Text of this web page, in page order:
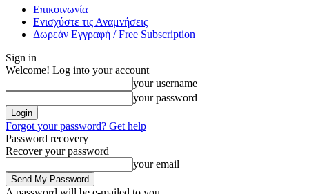
Επικοινωνία
Ενισχύστε τις Αναμνήσεις
Δωρεάν Εγγραφή / Free Subscription
Sign in
Welcome! Log into your account
your username
your password
Forgot your password? Get help
Password recovery
Recover your password
your email